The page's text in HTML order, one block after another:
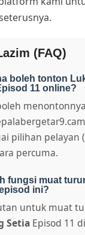
(FAQ)
boleh tonton
11 online?
pilihan pelayan
percuma.
fungsi muat
ini?
untuk muat
Setia Episod 11